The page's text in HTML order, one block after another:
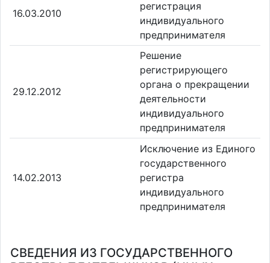
16.03.2010
регистрация
индивидуального
предпринимателя
29.12.2012
Решение
регистрирующего
органа о прекращении
деятельности
индивидуального
предпринимателя
14.02.2013
Исключение из Единого
государственного
регистра
индивидуального
предпринимателя
СВЕДЕНИЯ ИЗ ГОСУДАРСТВЕННОГО